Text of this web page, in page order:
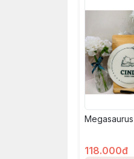
Megasaurus
118.000đ